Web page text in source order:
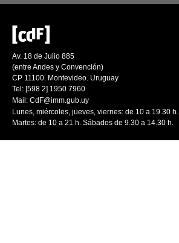
Av. 18 de Julio 885
(entre Andes y Convención)
CP 11100. Montevideo. Uruguay
Tel: [598 2] 1950 7960
Mail: CdF@imm.gub.uy
Lunes, miércoles, jueves, viernes: de 10 a 19.30 h.
Martes: de 10 a 21 h. Sábados de 9.30 a 14.30 h.